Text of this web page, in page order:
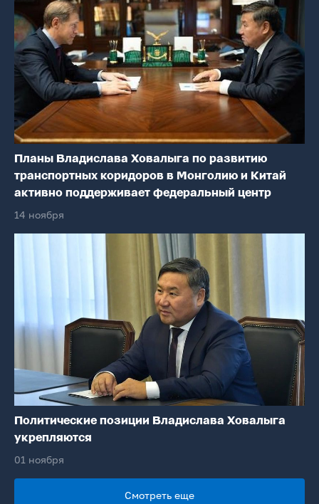
Планы Владислава Ховалыга по развитию
транспортных коридоров в Монголию и Китай
активно поддерживает федеральный центр
14 ноября
Политические позиции Владислава Ховалыга
укрепляются
01 ноября
Смотреть еще